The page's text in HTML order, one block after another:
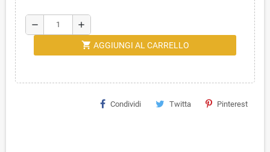
remove add
shopping_cart AGGIUNGI AL CARRELLO
Condividi Twitta Pinterest